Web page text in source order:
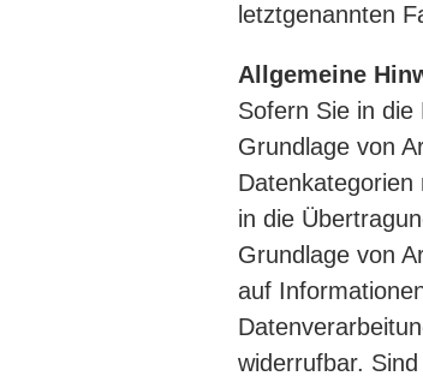
letztgenannten
Allgemeine
Sofern Sie in
Grundlage von
in die
Grundlage von
auf
widerrufbar.